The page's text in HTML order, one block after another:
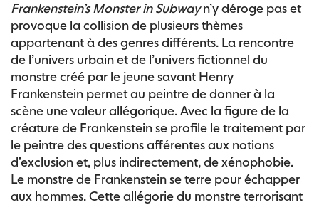
Frankenstein’s Monster in Subwayn’y déroge pas et
provoque la collision de plusieurs thèmes
appartenant à des genres différents. La rencontre
de l’univers urbain et de l’univers fictionnel du
monstre créé par le jeune savant Henry
Frankenstein permet au peintre de donner à la
scène une valeur allégorique. Avec la figure de la
créature de Frankenstein se profile le traitement par
le peintre des questions afférentes aux notions
d’exclusion et, plus indirectement, de xénophobie.
Le monstre de Frankenstein se terre pour échapper
aux hommes. Cette allégorie du monstre terrorisant